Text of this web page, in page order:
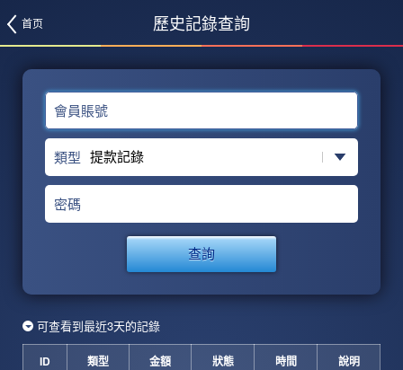
首页 歷史記錄查詢
會員賬號
類型
密碼
查詢
可查看到最近3天的記錄
ID 類型 金額 狀態 時間 說明